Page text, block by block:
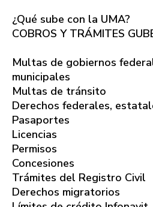
¿Qué sube con la UMA?
COBROS Y TRÁMITES
Multas de gobiernos
municipales
Multas de tránsito
Derechos federales,
Pasaportes
Licencias
Permisos
Concesiones
Trámites del Registro Civil
Derechos migratorios